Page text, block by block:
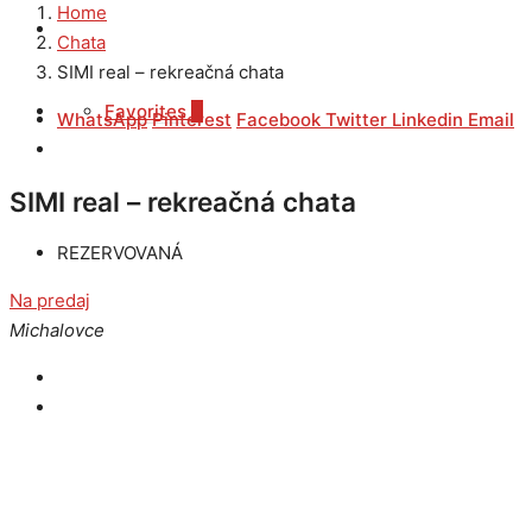
Kontakt
Favorites
Home
Chata
SIMI real – rekreačná chata
WhatsApp Pinterest Facebook Twitter Linkedin Email
SIMI real – rekreačná chata
REZERVOVANÁ
Na predaj
Michalovce